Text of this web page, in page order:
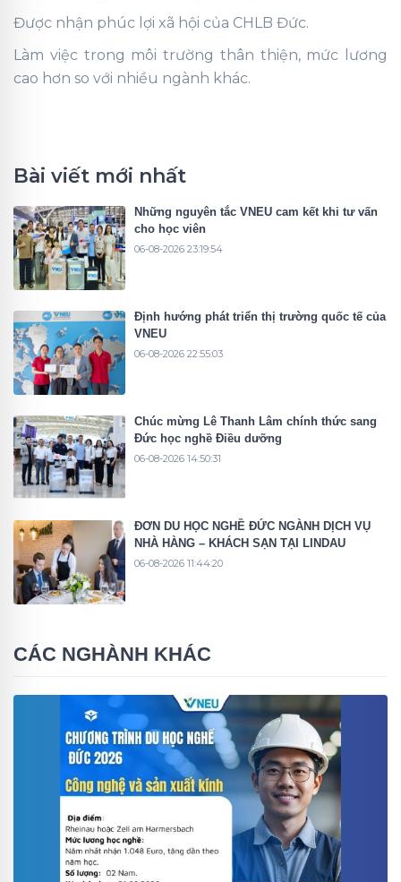
Được nhận phúc lợi xã hội của CHLB Đức.
Làm việc trong môi trường thân thiện, mức lương
cao hơn so với nhiều ngành khác.
Bài viết mới nhất
Những nguyên tắc VNEU cam kết khi tư vấn
cho học viên
06-08-2026 23:19:54
Định hướng phát triển thị trường quốc tế của
VNEU
06-08-2026 22:55:03
Chúc mừng Lê Thanh Lâm chính thức sang
Đức học nghề Điều dưỡng
06-08-2026 14:50:31
ĐƠN DU HỌC NGHỀ ĐỨC NGÀNH DỊCH VỤ
NHÀ HÀNG – KHÁCH SẠN TẠI LINDAU
06-08-2026 11:44:20
CÁC NGHÀNH KHÁC